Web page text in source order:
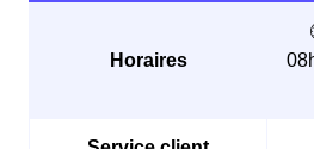
Horaires